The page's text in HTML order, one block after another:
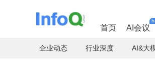
首页 AI会议
企业动态 行业深度 AI&大